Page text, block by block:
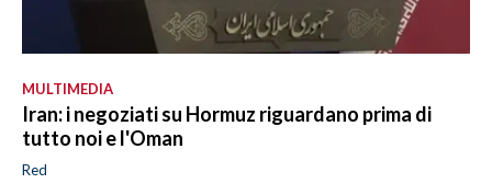
MULTIMEDIA
Iran: i negoziati su Hormuz riguardano prima di
tutto noi e l'Oman
Red